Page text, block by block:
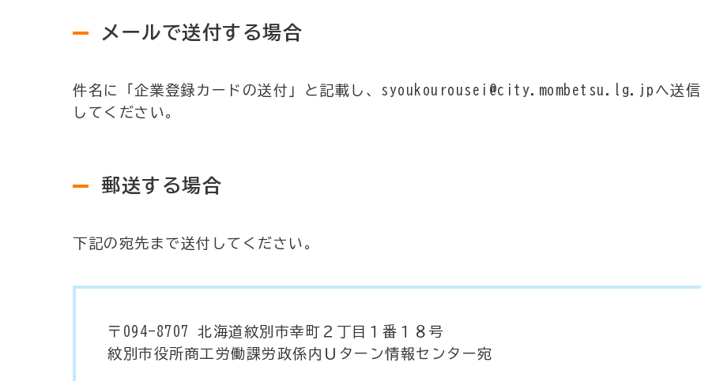
メールで送付する場合
件名に「企業登録カードの送付」と記載し、syoukourousei@city.mombetsu.lg.jpへ送信
してください。
郵送する場合
下記の宛先まで送付してください。
〒094-8707 北海道紋別市幸町２丁目１番１８号
紋別市役所商工労働課労政係内Ｕターン情報センター宛